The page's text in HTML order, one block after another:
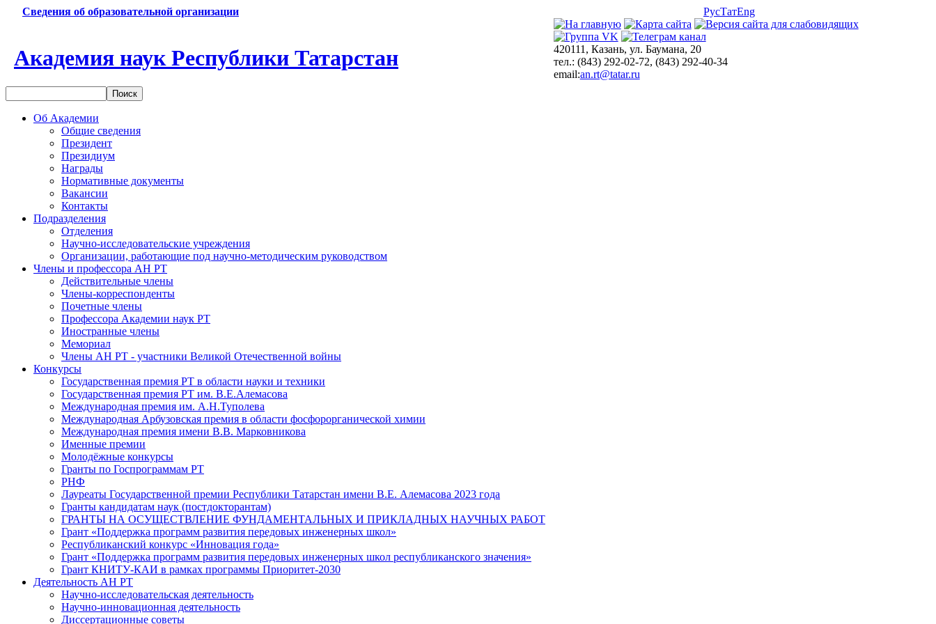
Сведения об образовательной организации РусТатEng
Академия наук Республики Татарстан
420111, Казань, ул. Баумана, 20
тел.: (843) 292-02-72, (843) 292-40-34
email:an.rt@tatar.ru
Об Академии
Общие сведения
Президент
Президиум
Награды
Нормативные документы
Вакансии
Контакты
Подразделения
Отделения
Научно-исследовательские учреждения
Организации, работающие под научно-методическим руководством
Члены и профессора АН РТ
Действительные члены
Члены-корреспонденты
Почетные члены
Профессора Академии наук РТ
Иностранные члены
Мемориал
Члены АН РТ - участники Великой Отечественной войны
Конкурсы
Государственная премия РТ в области науки и техники
Государственная премия РТ им. В.Е.Алемасова
Международная премия им. А.Н.Туполева
Международная Арбузовская премия в области фосфорорганической химии
Международная премия имени В.В. Марковникова
Именные премии
Молодёжные конкурсы
Гранты по Госпрограммам РТ
РНФ
Лауреаты Государственной премии Республики Татарстан имени В.Е. Алемасова 2023 года
Гранты кандидатам наук (постдокторантам)
ГРАНТЫ НА ОСУЩЕСТВЛЕНИЕ ФУНДАМЕНТАЛЬНЫХ И ПРИКЛАДНЫХ НАУЧНЫХ РАБОТ
Грант «Поддержка программ развития передовых инженерных школ»
Республиканский конкурс «Инновация года»
Грант «Поддержка программ развития передовых инженерных школ республиканского значения»
Грант КНИТУ-КАИ в рамках программы Приоритет-2030
Деятельность АН РТ
Научно-исследовательская деятельность
Научно-инновационная деятельность
Диссертационные советы